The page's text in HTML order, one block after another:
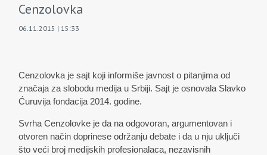
Cenzolovka
06.11.2015 | 15:33
Cenzolovka je sajt koji informiše javnost o pitanjima od
značaja za slobodu medija u Srbiji. Sajt je osnovala Slavko
Ćuruvija fondacija 2014. godine.
Svrha Cenzolovke je da na odgovoran, argumentovan i
otvoren način doprinese održanju debate i da u nju uključi
što veći broj medijskih profesionalaca, nezavisnih